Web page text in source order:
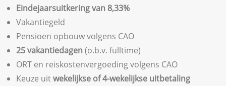
Eindejaarsuitkering van 8,33%
Vakantiegeld
Pensioen opbouw volgens CAO
25 vakantiedagen(o.b.v. fulltime)
ORT en reiskostenvergoeding volgens CAO
Keuze uitwekelijkse of 4-wekelijkse uitbetaling